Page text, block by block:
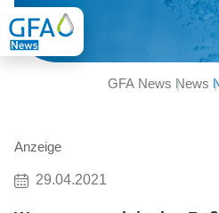
GFA News News
Anzeige
29.04.2021